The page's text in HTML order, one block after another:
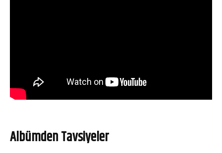
Albümden Tavsiyeler